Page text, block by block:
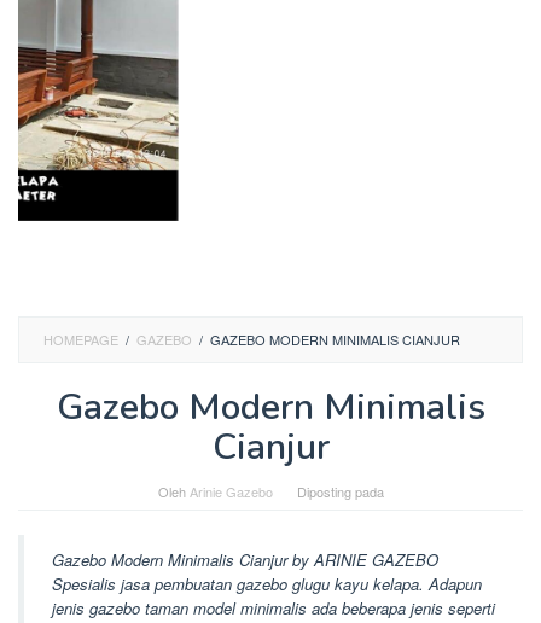
HOMEPAGE / GAZEBO / GAZEBO MODERN MINIMALIS CIANJUR
Gazebo Modern Minimalis
Cianjur
Oleh Arinie Gazebo Diposting pada
Gazebo Modern Minimalis Cianjur by ARINIE GAZEBO
Spesialis jasa pembuatan gazebo glugu kayu kelapa. Adapun
jenis gazebo taman model minimalis ada beberapa jenis seperti